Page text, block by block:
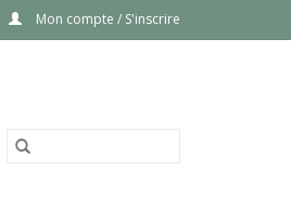
Mon compte / S'inscrire